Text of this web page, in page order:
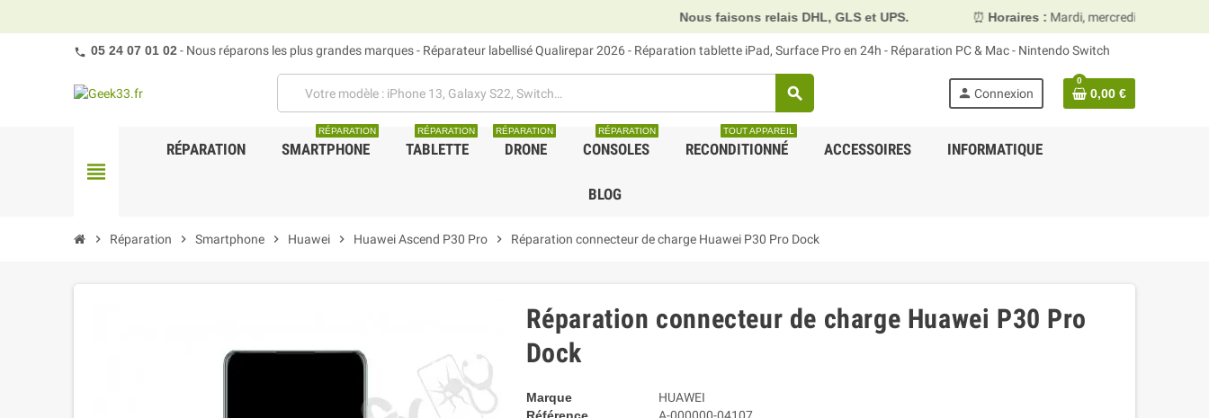
Nous faisons relais DHL, GLS et UPS. ⏰Horaires : Mardi, mercredi et vendredi 10h00–13h30
05 24 07 01 02- Nous réparons les plus grandes marques - Réparateur labellisé Qualirepar 2026 - Réparation tablette iPad, Surface Pro en 24h - Réparation PC & Mac - Nintendo Switch
search person Connexion
0
0,00 €
view_headline
RÉPARATION SMARTPHONE
RÉPARATION
TABLETTE
RÉPARATION
DRONE
RÉPARATION
CONSOLES
RÉPARATION
RECONDITIONNÉ
TOUT APPAREIL
ACCESSOIRES INFORMATIQUE
BLOG
chevron_right Réparation chevron_right Smartphone chevron_right Huawei chevron_right Huawei Ascend P30 Pro chevron_right Réparation connecteur de charge Huawei P30 Pro Dock
Réparation connecteur de charge Huawei P30 Pro
Dock
Marque
HUAWEI